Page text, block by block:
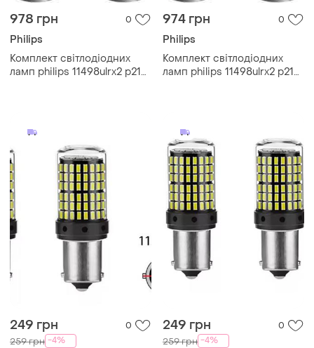
978 грн 0
Philips
Комплект світлодіодних
ламп philips 11498ulrx2 p21w
974 грн 0
Philips
Комплект світлодіодних
ламп philips 11498ulrx2 p21w
249 грн 0
259 грн -4%
249 грн 0
259 грн -4%